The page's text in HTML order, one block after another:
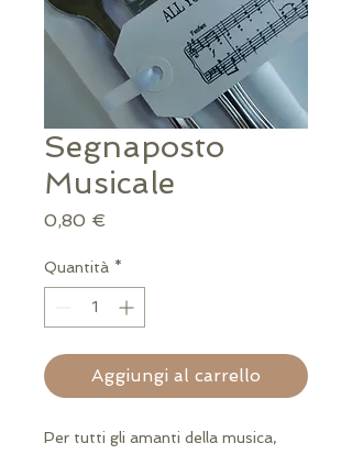
Segnaposto
Musicale
0,80 €
Quantità *
Aggiungi al carrello
Per tutti gli amanti della musica,